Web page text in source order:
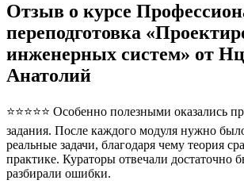
Отзыв о курсе
переподготовка
инженерных систем» от
Анатолий
⭐⭐⭐⭐⭐ Особенно полезными оказались
задания. После каждого модуля нужно
реальные задачи, благодаря чему теория
практике. Кураторы отвечали достаточно
разбирали ошибки.